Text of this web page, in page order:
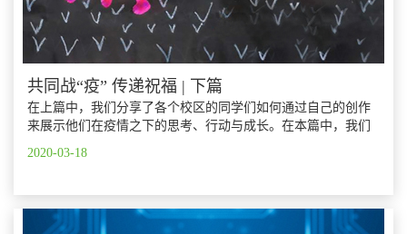
共同战“疫” 传递祝福 | 下篇
在上篇中，我们分享了各个校区的同学们如何通过自己的创作
来展示他们在疫情之下的思考、行动与成长。在本篇中，我们
2020-03-18